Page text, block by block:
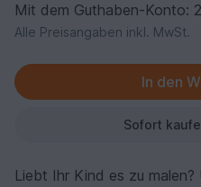
Mit dem Guthaben-Konto:
Alle Preisangaben inkl. MwSt.
Sofort
Liebt Ihr Kind es zu